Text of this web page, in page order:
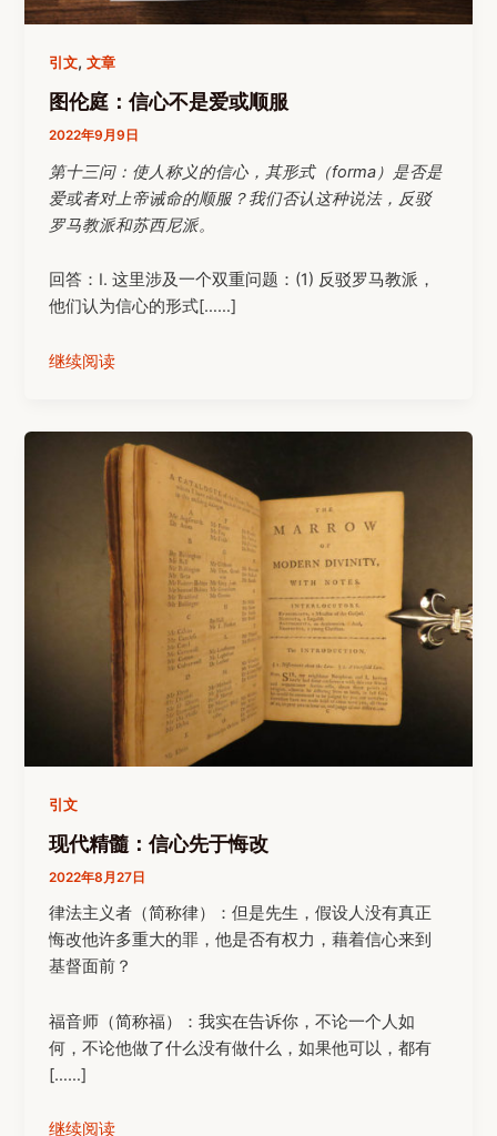
引文,文章
图伦庭：信心不是爱或顺服
2022年9月9日
第十三问：使人称义的信心，其形式（forma）是否是
爱或者对上帝诫命的顺服？我们否认这种说法，反驳
罗马教派和苏西尼派。
回答：I. 这里涉及一个双重问题：(1) 反驳罗马教派，
他们认为信心的形式[……]
继续阅读
引文
现代精髓：信心先于悔改
2022年8月27日
律法主义者（简称律）：但是先生，假设人没有真正
悔改他许多重大的罪，他是否有权力，藉着信心来到
基督面前？
福音师（简称福）：我实在告诉你，不论一个人如
何，不论他做了什么没有做什么，如果他可以，都有
[……]
继续阅读